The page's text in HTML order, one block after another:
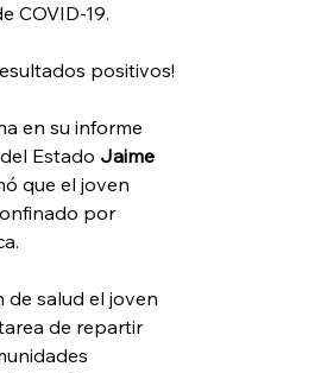
COVID-19.
positivos!
en su informe
Estado Jaime
que el joven
por
de salud el joven
de repartir